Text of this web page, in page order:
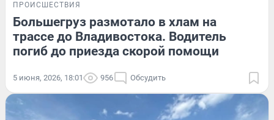
ПРОИСШЕСТВИЯ
Большегруз размотало в хлам на
трассе до Владивостока. Водитель
погиб до приезда скорой помощи
5 июня, 2026, 18:01 956 Обсудить